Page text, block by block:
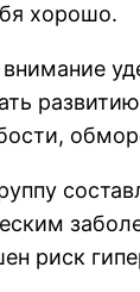
хорошо.
риск